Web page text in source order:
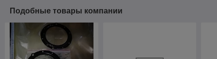
Подобные товары компании